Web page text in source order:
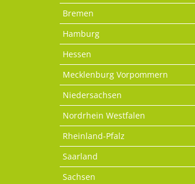
Bremen
Hamburg
Hessen
Mecklenburg Vorpommern
Niedersachsen
Nordrhein Westfalen
Rheinland-Pfalz
Saarland
Sachsen